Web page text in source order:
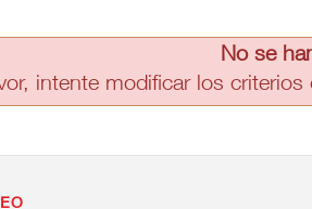
No se
intente modificar los